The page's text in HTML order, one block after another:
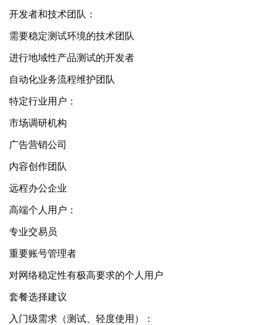
开发者和技术团队：
需要稳定测试环境的技术团队
进行地域性产品测试的开发者
自动化业务流程维护团队
特定行业用户：
市场调研机构
广告营销公司
内容创作团队
远程办公企业
高端个人用户：
专业交易员
重要账号管理者
对网络稳定性有极高要求的个人用户
套餐选择建议
入门级需求（测试、轻度使用）：